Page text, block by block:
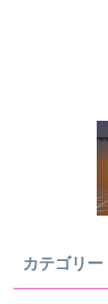
カテゴリー